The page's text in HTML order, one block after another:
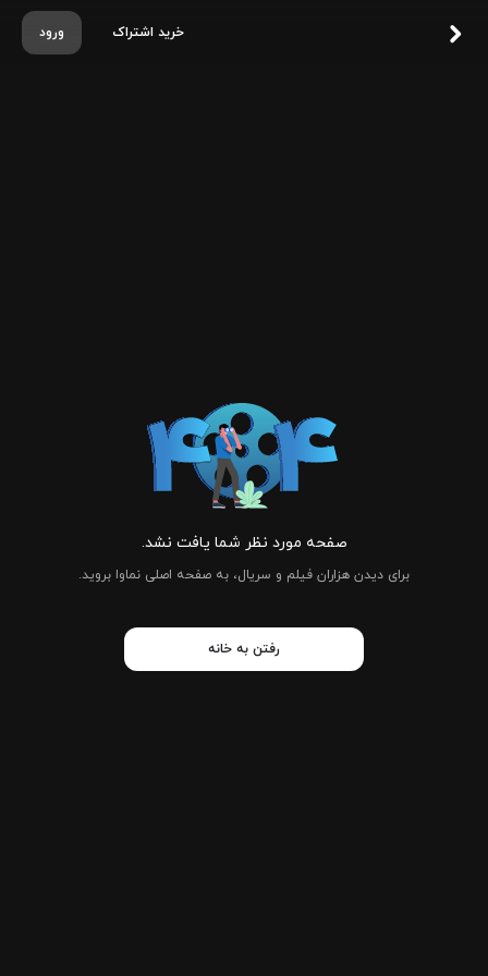
ورود خرید اشتراک
صفحه مورد نظر شما یافت نشد.
برای دیدن هزاران فیلم و سریال، به صفحه اصلی نماوا بروید.
رفتن به خانه